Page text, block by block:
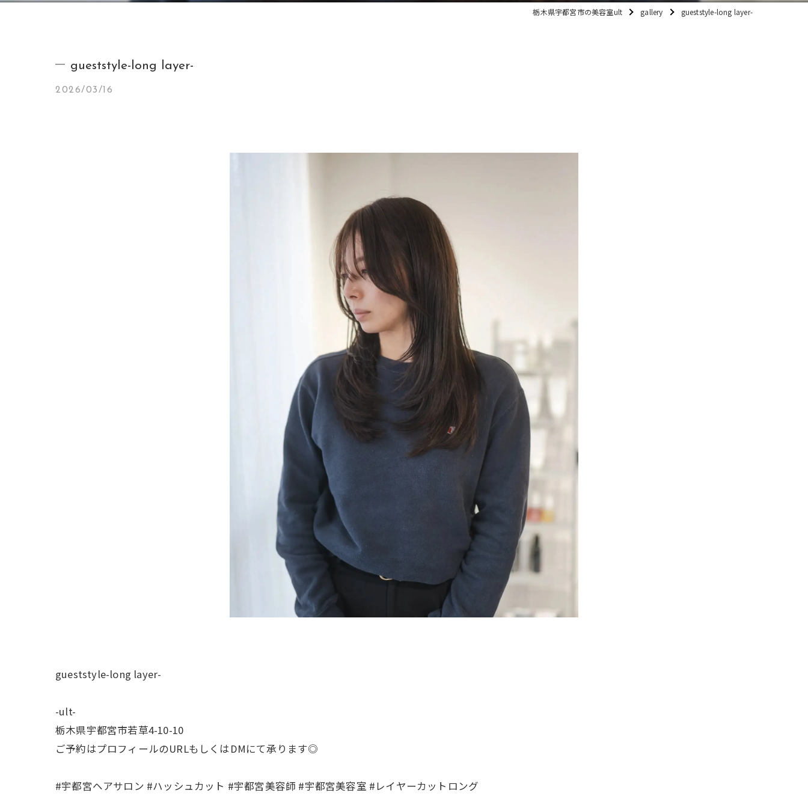
栃木県宇都宮市の美容室ult gallery gueststyle-long layer-
gueststyle-long layer-
2026/03/16
gueststyle-long layer-
-ult-
栃木県宇都宮市若草4-10-10
ご予約はプロフィールのURLもしくはDMにて承ります◎
#宇都宮ヘアサロン #ハッシュカット #宇都宮美容師 #宇都宮美容室 #レイヤーカットロング